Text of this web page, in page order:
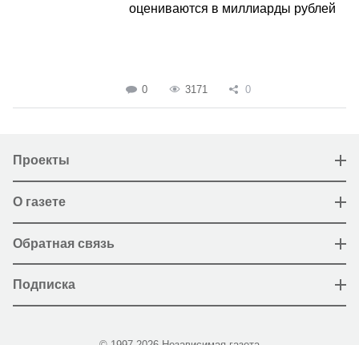
оцениваются в миллиарды рублей
0 3171 0
Проекты
О газете
Обратная связь
Подписка